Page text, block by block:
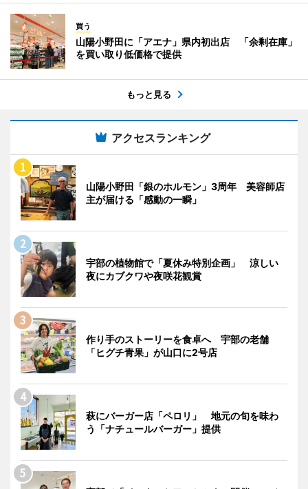
買う
山陽小野田に「アエナ」県内初出店 「余剰在庫」
を買い取り低価格で提供
もっと見る
アクセスランキング
山陽小野田「銀のホルモン」3周年 美容師店
主が届ける「感動の一瞬」
宇部の植物館で「夏休み特別企画」 涼しい
夜にカブクワや夜咲花観賞
作り手のストーリーを食卓へ 宇部の老舗
「ヒグチ青果」が山口に2号店
萩にバーガー店「ペロリ」 地元の旬を味わ
う「ナチュールバーガー」提供